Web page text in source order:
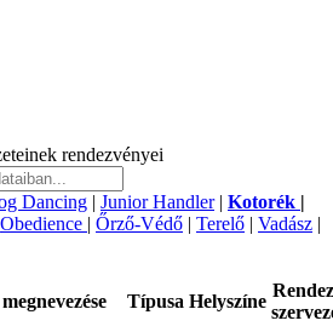
rendezvényei
Dancing | Junior Handler| Kotorék |
Obedience | Őrző-Védő | Terelő | Vadász |
Típusa Helyszíne